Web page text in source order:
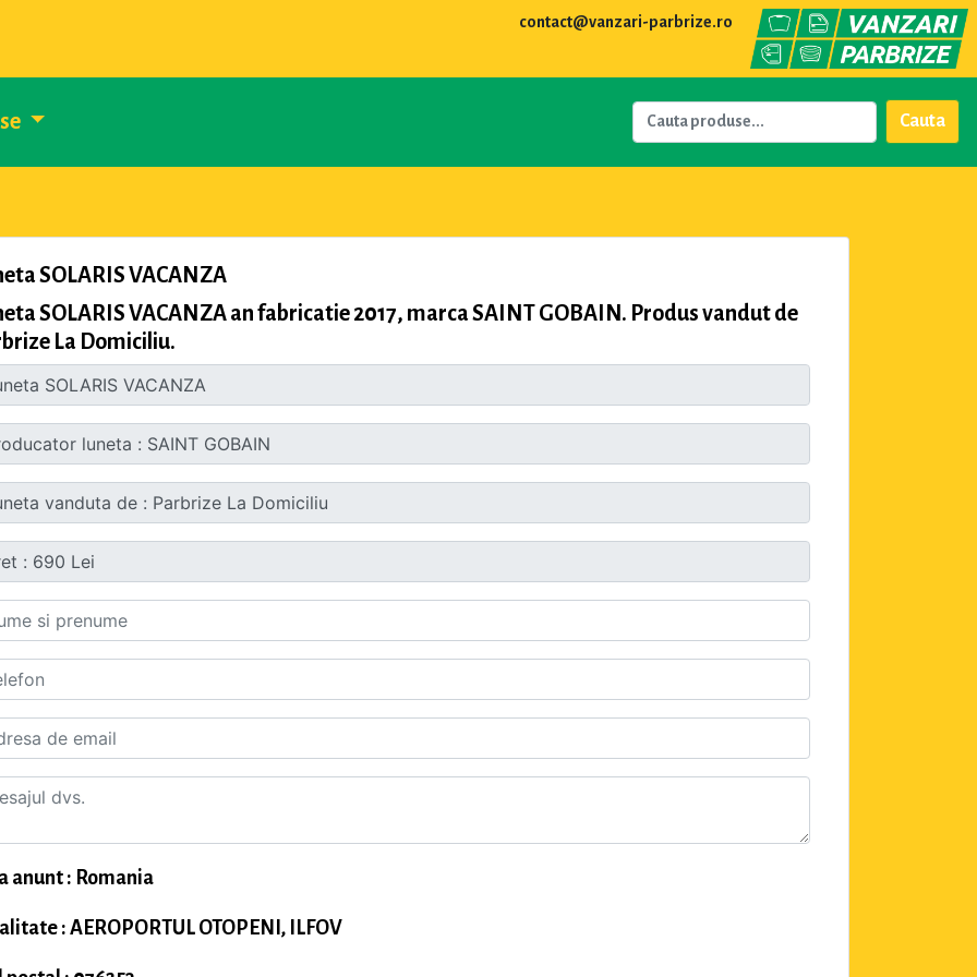
contact@vanzari-parbrize.ro
Cauta
SOLARIS VACANZA
SOLARIS VACANZA an fabricatie 2017, marca SAINT GOBAIN. Produs vandut de
La Domiciliu.
anunt : Romania
: AEROPORTUL OTOPENI, ILFOV